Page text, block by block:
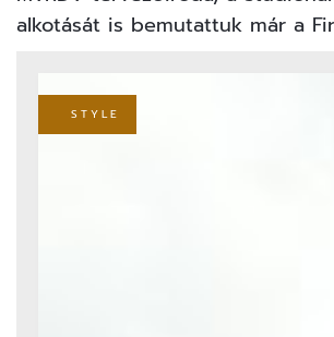
alkotását is bemutattuk már a
STYLE